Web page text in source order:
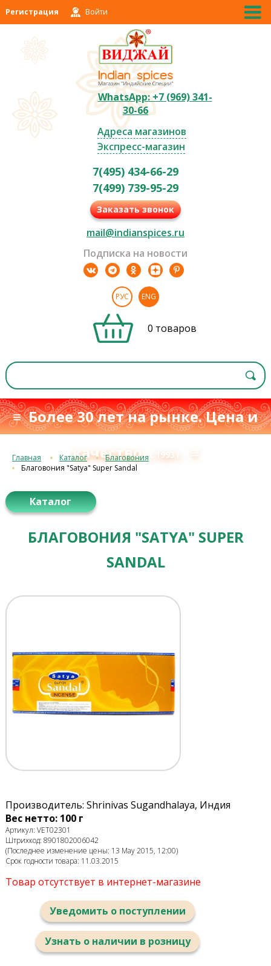
Регистрация Войти
WhatsApp: +7 (969) 341-
30-66
Адреса магазинов
Экспресс-магазин
7(495) 434-66-29
7(499) 739-95-29
Заказать звонок
mail@indianspices.ru
Подписка на новости
РУС ENG
0 товаров
≡ Более 30 лет на рынке. Цена и
качество с 1993 г. ≡
Главная Каталог
Благовония
Благовония "Satya" Super Sandal
Каталог
БЛАГОВОНИЯ "SATYA" SUPER
SANDAL
Производитель: Shrinivas Sugandhalaya, Индия
Вес нетто: 100 г
Артикул: VET02301
Штрихкод: 8901802006042
(Последнее изменение цены: 13 May 2015, 12:00)
Срок годности товара: 11.03.2015
Товар отсутствует в интернет-магазине
Уведомить о поступлении
Узнать о наличии в розницу